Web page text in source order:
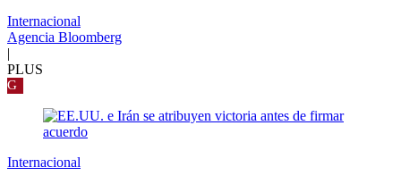
Internacional
Agencia Bloomberg
|
PLUS
G
Internacional